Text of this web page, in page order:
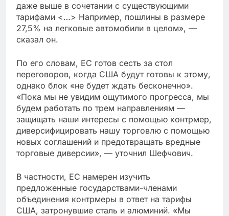
даже выше в сочетании с существующими
тарифами <…> Например, пошлины в размере
27,5% на легковые автомобили в целом», —
сказал он.
По его словам, ЕС готов сесть за стол
переговоров, когда США будут готовы к этому,
однако блок «не будет ждать бесконечно».
«Пока мы не увидим ощутимого прогресса, мы
будем работать по трем направлениям —
защищать наши интересы с помощью контрмер,
диверсифицировать нашу торговлю с помощью
новых соглашений и предотвращать вредные
торговые диверсии», — уточнил Шефчович.
В частности, ЕС намерен изучить
предложенные государствами-членами
объединения контрмеры в ответ на тарифы
США, затронувшие сталь и алюминий. «Мы